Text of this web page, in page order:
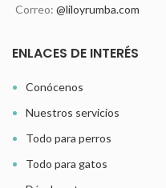
Correo: @liloyrumba.com
ENLACES DE INTERÉS
Conócenos
Nuestros servicios
Todo para perros
Todo para gatos